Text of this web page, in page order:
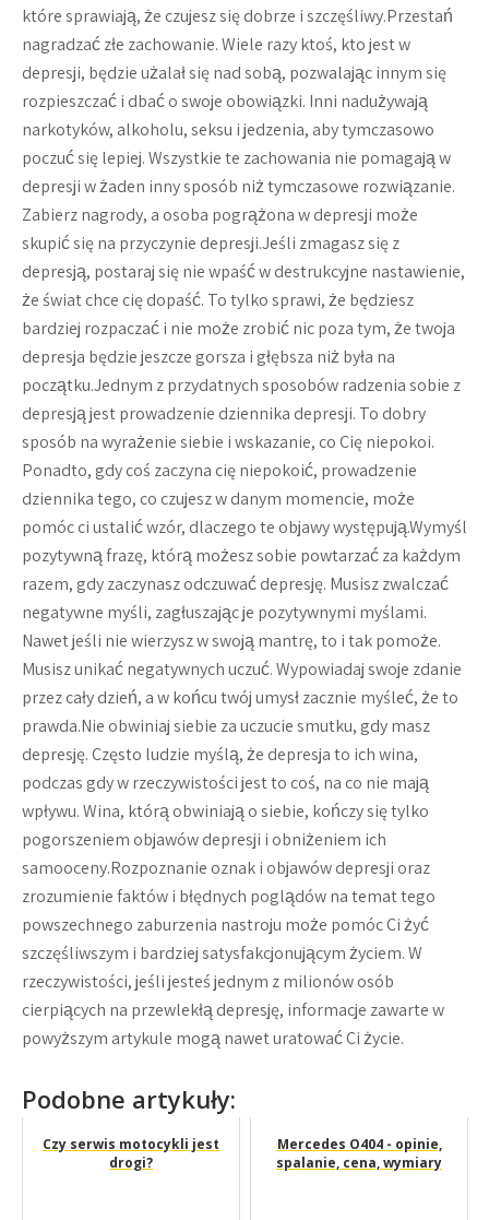
które sprawiają, że czujesz się dobrze i szczęśliwy.Przestań
nagradzać złe zachowanie. Wiele razy ktoś, kto jest w
depresji, będzie użalał się nad sobą, pozwalając innym się
rozpieszczać i dbać o swoje obowiązki. Inni nadużywają
narkotyków, alkoholu, seksu i jedzenia, aby tymczasowo
poczuć się lepiej. Wszystkie te zachowania nie pomagają w
depresji w żaden inny sposób niż tymczasowe rozwiązanie.
Zabierz nagrody, a osoba pogrążona w depresji może
skupić się na przyczynie depresji.Jeśli zmagasz się z
depresją, postaraj się nie wpaść w destrukcyjne nastawienie,
że świat chce cię dopaść. To tylko sprawi, że będziesz
bardziej rozpaczać i nie może zrobić nic poza tym, że twoja
depresja będzie jeszcze gorsza i głębsza niż była na
początku.Jednym z przydatnych sposobów radzenia sobie z
depresją jest prowadzenie dziennika depresji. To dobry
sposób na wyrażenie siebie i wskazanie, co Cię niepokoi.
Ponadto, gdy coś zaczyna cię niepokoić, prowadzenie
dziennika tego, co czujesz w danym momencie, może
pomóc ci ustalić wzór, dlaczego te objawy występują.Wymyśl
pozytywną frazę, którą możesz sobie powtarzać za każdym
razem, gdy zaczynasz odczuwać depresję. Musisz zwalczać
negatywne myśli, zagłuszając je pozytywnymi myślami.
Nawet jeśli nie wierzysz w swoją mantrę, to i tak pomoże.
Musisz unikać negatywnych uczuć. Wypowiadaj swoje zdanie
przez cały dzień, a w końcu twój umysł zacznie myśleć, że to
prawda.Nie obwiniaj siebie za uczucie smutku, gdy masz
depresję. Często ludzie myślą, że depresja to ich wina,
podczas gdy w rzeczywistości jest to coś, na co nie mają
wpływu. Wina, którą obwiniają o siebie, kończy się tylko
pogorszeniem objawów depresji i obniżeniem ich
samooceny.Rozpoznanie oznak i objawów depresji oraz
zrozumienie faktów i błędnych poglądów na temat tego
powszechnego zaburzenia nastroju może pomóc Ci żyć
szczęśliwszym i bardziej satysfakcjonującym życiem. W
rzeczywistości, jeśli jesteś jednym z milionów osób
cierpiących na przewlekłą depresję, informacje zawarte w
powyższym artykule mogą nawet uratować Ci życie.
Podobne artykuły:
Czy serwis motocykli jest
drogi?
Mercedes O404 - opinie,
spalanie, cena, wymiary